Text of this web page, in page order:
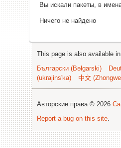
Вы искали пакеты, в
Ничего не найдено
This page is also available
Български (Bəlgarski)
(ukrajins'ka)
中文
Авторские права © 2026
Report a bug on this site.